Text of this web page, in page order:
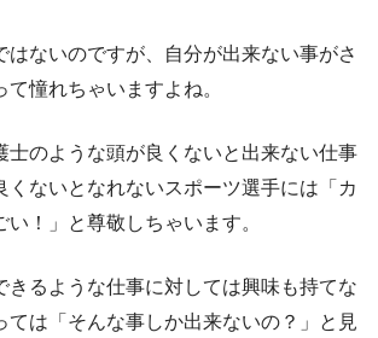
はないのですが、自分が出来ない事がさ
て憧れちゃいますよね。
士のような頭が良くないと出来ない仕事
くないとなれないスポーツ選手には「カ
い！」と尊敬しちゃいます。
きるような仕事に対しては興味も持てな
ては「そんな事しか出来ないの？」と見